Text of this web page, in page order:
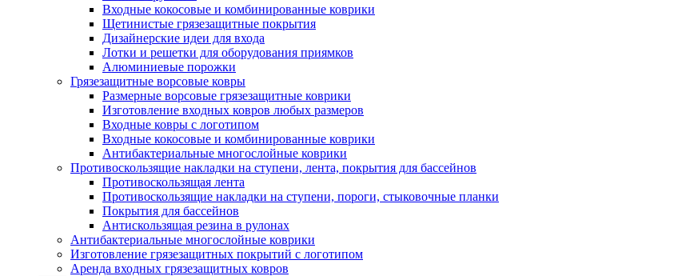
Входные кокосовые и комбинированные коврики
Щетинистые грязезащитные покрытия
Дизайнерские идеи для входа
Лотки и решетки для оборудования приямков
Алюминиевые порожки
Грязезащитные ворсовые ковры
Размерные ворсовые грязезащитные коврики
Изготовление входных ковров любых размеров
Входные ковры с логотипом
Входные кокосовые и комбинированные коврики
Антибактериальные многослойные коврики
Противоскользящие накладки на ступени, лента, покрытия для бассейнов
Противоскользящая лента
Противоскользящие накладки на ступени, пороги, стыковочные планки
Покрытия для бассейнов
Антискользящая резина в рулонах
Антибактериальные многослойные коврики
Изготовление грязезащитных покрытий с логотипом
Аренда входных грязезащитных ковров